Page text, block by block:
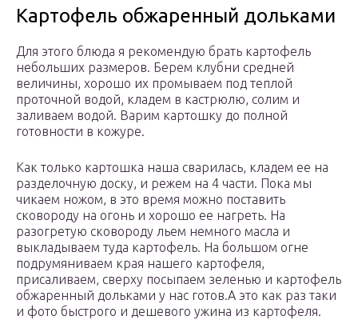
Картофель обжаренный дольками
Для этого блюда я рекомендую брать картофель
небольших размеров. Берем клубни средней
величины, хорошо их промываем под теплой
проточной водой, кладем в кастрюлю, солим и
заливаем водой. Варим картошку до полной
готовности в кожуре.
Как только картошка наша сварилась, кладем ее на
разделочную доску, и режем на 4 части. Пока мы
чикаем ножом, в это время можно поставить
сковороду на огонь и хорошо ее нагреть. На
разогретую сковороду льем немного масла и
выкладываем туда картофель. На большом огне
подрумяниваем края нашего картофеля,
присаливаем, сверху посыпаем зеленью и картофель
обжаренный дольками у нас готов.А это как раз таки
и фото быстрого и дешевого ужина из картофеля.